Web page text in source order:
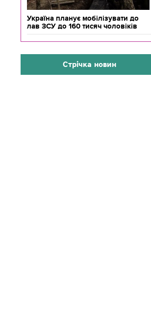
Україна планує мобілізувати до
лав ЗСУ до 160 тисяч чоловіків
Стрічка новин